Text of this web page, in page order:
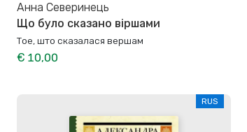
Анна Северинець
Що було сказано віршами
Тое, што сказалася вершам
€ 10,00
RUS